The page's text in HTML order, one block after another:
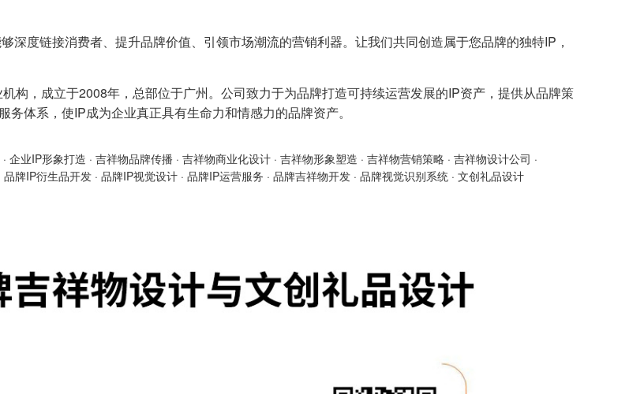
深度链接消费者、提升品牌价值、引领市场潮流的营销利器。让我们共同创造属于您品牌的独特IP，
构，成立于2008年，总部位于广州。公司致力于为品牌打造可持续运营发展的IP资产，提供从品牌策
体系，使IP成为企业真正具有生命力和情感力的品牌资产。
· 企业IP形象打造 · 吉祥物品牌传播 · 吉祥物商业化设计 · 吉祥物形象塑造 · 吉祥物营销策略 · 吉祥物设计公司 ·
品牌IP衍生品开发 · 品牌IP视觉设计 · 品牌IP运营服务 · 品牌吉祥物开发 · 品牌视觉识别系统 · 文创礼品设计